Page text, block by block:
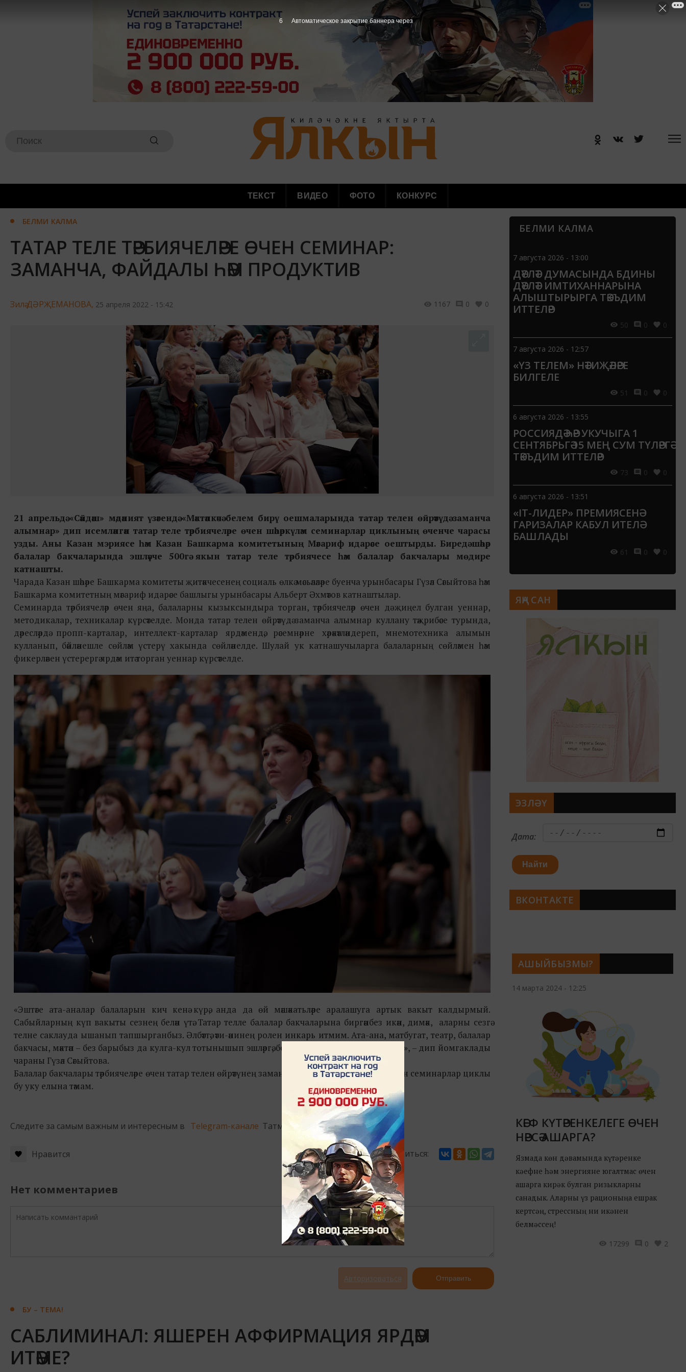
ТЕКСТ ВИДЕО ФОТО КОНКУРС
БЕЛМИ КАЛМА
ТАТАР ТЕЛЕ ТӘРБИЯЧЕЛӘРЕ ӨЧЕН СЕМИНАР:
ЗАМАНЧА, ФАЙДАЛЫ ҺӘМ ПРОДУКТИВ
Зилә ДӘРҖЕМАНОВА, 25 апреля 2022 - 15:42 1167 0 0
21 апрельдә «Сәйдәш» мәдәният үзәгендә «Мәктәпкәчә белем бирү оешмаларында татар телен өйрәтүдә заманча
алымнар» дип исемләнгән татар теле тәрбиячеләре өчен шәһәркүләм семинарлар циклының өченче чарасы
узды. Аны Казан мэриясе һәм Казан Башкарма комитетының Мәгариф идарәсе оештырды. Биредә шәһәр
балалар бакчаларында эшләүче 500гә якын татар теле тәрбиячесе һәм балалар бакчалары мөдире
катнашты.
Чарада Казан шәһәре Башкарма комитеты җитәкчесенең социаль өлкә мәсьәләләре буенча урынбасары Гүзәл Сәгыйтова һәм
Башкарма комитетның мәгариф идарәсе башлыгы урынбасары Альберт Әхмәтов катнаштылар.
Семинарда тәрбиячеләр өчен яңа, балаларны кызыксындыра торган, тәрбиячеләр өчен дә җиңел булган уеннар,
методикалар, техникалар күрсәтелде. Монда татар телен өйрәтүдә заманча алымнар куллану тәҗрибәсе турында,
дәресләрдә пропп-карталар, интеллект-карталар ярдәмендә, рәсемнәрне хәрәкәтләндереп, мнемотехника алымын
кулланып, бәйләнешле сөйләм үстерү хакында сөйләнелде. Шулай ук катнашучыларга балаларның сөйләмен һәм
фикерләвен үстерергә ярдәм итә торган уеннар күрсәтелде.
«Эштәге ата-аналар балаларын кич кенә күрә, анда да өй мәшәкатьләре аралашуга артык вакыт калдырмый.
Сабыйларның күп вакыты сезнең белән үтә. Татар телле балалар бакчаларына биргәнбез икән, димәк, аларны сезгә
телне саклауда ышанып тапшырганбыз. Әлбәттә, әти-әнинең ролен инкарь итмим. Ата-ана, матбугат, театр, балалар
бакчасы, мәктәп – без барыбыз да кулга-кул тотынышып эшләргә, бер система булдырырга тиеш», – дип йомгаклады
чараны Гүзәл Сәгыйтова.
Балалар бакчалары тәрбиячеләре өчен татар телен өйрәтүнең заманча алымнарына багышланган семинарлар циклы
бу уку елына тәмам.
Следите за самым важным и интересным в Telegram-канале Татмедиа
Нравится Поделиться:
Нет комментариев
Авторизоваться Отправить
БУ – ТЕМА!
САБЛИМИНАЛ: ЯШЕРЕН АФФИРМАЦИЯ ЯРДӘМ
ИТӘМЕ?
БЕЛМИ КАЛМА
7 августа 2026 - 13:00
ДӘҮЛӘТ ДУМАСЫНДА БДИНЫ
ДӘҮЛӘТ ИМТИХАННАРЫНА
АЛЫШТЫРЫРГА ТӘКЪДИМ
ИТТЕЛӘР
50 0 0
7 августа 2026 - 12:57
«ҮЗ ТЕЛЕМ» НӘТИҖӘЛӘРЕ
БИЛГЕЛЕ
51 0 0
6 августа 2026 - 13:55
РОССИЯДӘ ҺӘР УКУЧЫГА 1
СЕНТЯБРЬГӘ 15 МЕҢ СУМ ТҮЛӘРГӘ
ТӘКЪДИМ ИТТЕЛӘР
73 0 0
6 августа 2026 - 13:51
«IT-ЛИДЕР» ПРЕМИЯСЕНӘ
ГАРИЗАЛАР КАБУЛ ИТЕЛӘ
БАШЛАДЫ
61 0 0
АШЫЙБЫЗМЫ?
14 марта 2024 - 12:25
КӘЕФ КҮТӘРЕНКЕЛЕГЕ ӨЧЕН
НӘРСӘ АШАРГА?
Язмада көн дәвамында күтәренке
кәефне һәм энергияне югалтмас өчен
ашарга кирәк булган ризыкларны
санадык. Аларны үз рационыңа ешрак
кертсәң, стрессның ни икәнен
белмәссең!
17299
0 2
ЯҢА САН
ЭЗЛӘҮ
Дата:
Найти
ВКОНТАКТЕ
4 Автоматическое закрытие баннера через